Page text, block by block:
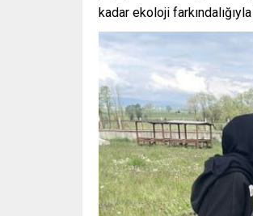
kadar ekoloji